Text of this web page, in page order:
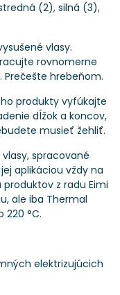
(2), silná (3),
vlasy.
rovnomerne
hrebeňom.
produkty vyfúkajte
dĺžok a koncov,
musieť žehliť.
spracované
aplikáciou vždy na
z radu Eimi
ale iba Thermal
°C.
elektrizujúcich